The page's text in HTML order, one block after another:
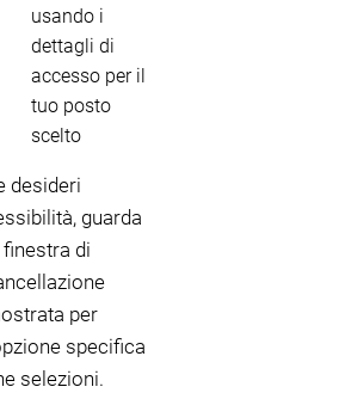
usando i
dettagli di
accesso per il
tuo posto
scelto
desideri
guarda
finestra di
per
specifica
selezioni.